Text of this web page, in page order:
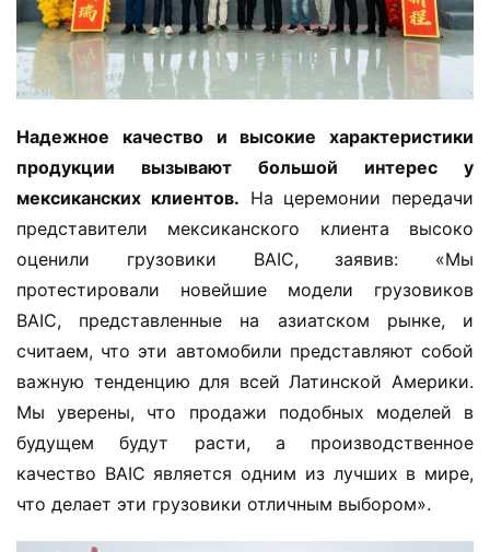
Надежное качество и высокие характеристики
продукции вызывают большой интерес у
мексиканских клиентов. На церемонии передачи
представители мексиканского клиента высоко
оценили грузовики BAIC, заявив: «Мы
протестировали новейшие модели грузовиков
BAIC, представленные на азиатском рынке, и
считаем, что эти автомобили представляют собой
важную тенденцию для всей Латинской Америки.
Мы уверены, что продажи подобных моделей в
будущем будут расти, а производственное
качество BAIC является одним из лучших в мире,
что делает эти грузовики отличным выбором».